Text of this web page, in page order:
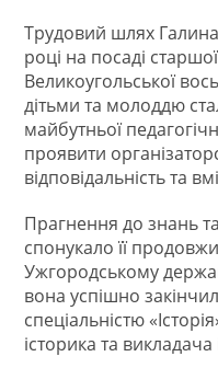
Трудовий шлях
році на посаді
Великоугольської
дітьми та молоддю
майбутньої
проявити
відповідальність та
Прагнення до знань
спонукало її
Ужгородському
вона успішно
спеціальністю
історика та викладача